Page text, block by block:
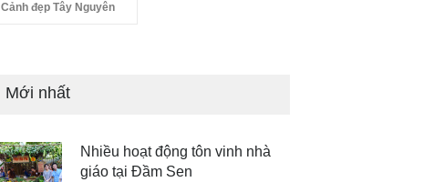
Cảnh đẹp Tây Nguyên
Mới nhất
Nhiều hoạt động tôn vinh nhà
giáo tại Đầm Sen